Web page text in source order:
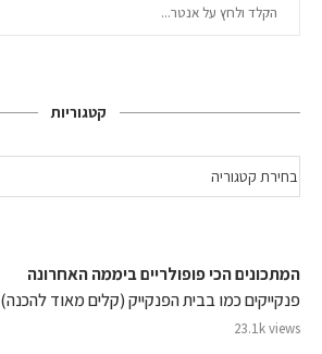
קטגוריות
המתכונים הכי פופולריים ביממה האחרונה
פנקייקים כמו בבית הפנקייק (קלים מאוד להכנה)
23.1k views